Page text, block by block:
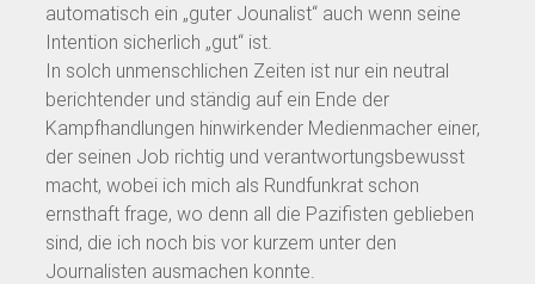
automatisch ein „guter Jounalist“ auch wenn seine
Intention sicherlich „gut“ ist.
In solch unmenschlichen Zeiten ist nur ein neutral
berichtender und ständig auf ein Ende der
Kampfhandlungen hinwirkender Medienmacher einer,
der seinen Job richtig und verantwortungsbewusst
macht, wobei ich mich als Rundfunkrat schon
ernsthaft frage, wo denn all die Pazifisten geblieben
sind, die ich noch bis vor kurzem unter den
Journalisten ausmachen konnte.